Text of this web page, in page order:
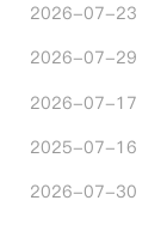
2026-07-23
2026-07-29
2026-07-17
2025-07-16
2026-07-30